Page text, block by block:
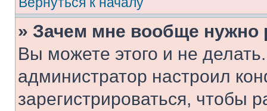
» Зачем мне вообще нужно
Вы можете этого и не
администратор настроил
зарегистрироваться, чтобы